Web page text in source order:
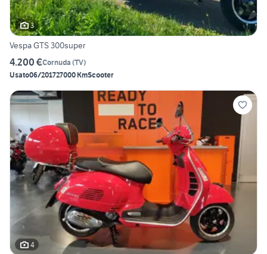
3
Vespa GTS 300super
4.200 €Cornuda (TV)
Usato06/201727000 KmScooter
4